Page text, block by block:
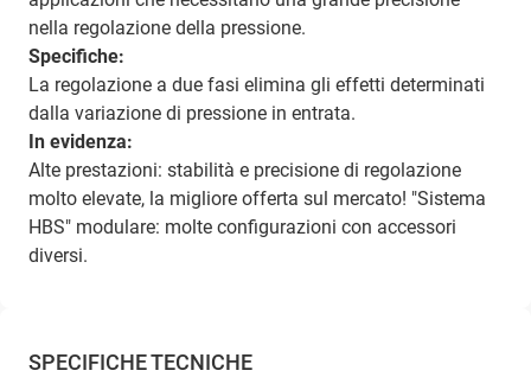
nella regolazione della pressione.
Specifiche:
La regolazione a due fasi elimina gli effetti determinati
dalla variazione di pressione in entrata.
In evidenza:
Alte prestazioni: stabilità e precisione di regolazione
molto elevate, la migliore offerta sul mercato! "Sistema
HBS" modulare: molte configurazioni con accessori
diversi.
SPECIFICHE TECNICHE